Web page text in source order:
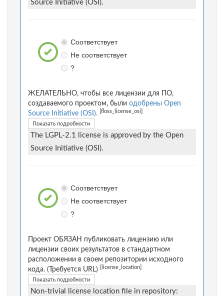
Source Initiative (OSI).
Соответствует
Не соответствует
?
ЖЕЛАТЕЛЬНО, чтобы все лицензии для ПО,
создаваемого проектом, были одобрены Open
Source Initiative (OSI).
[floss_license_osi]
Показать подробности
The LGPL-2.1 license is approved by the Open
Source Initiative (OSI).
Соответствует
Не соответствует
?
Проект ОБЯЗАН публиковать лицензию или
лицензии своих результатов в стандартном
расположении в своем репозитории исходного
кода. (Требуется URL)
[license_location]
Показать подробности
Non-trivial license location file in repository: